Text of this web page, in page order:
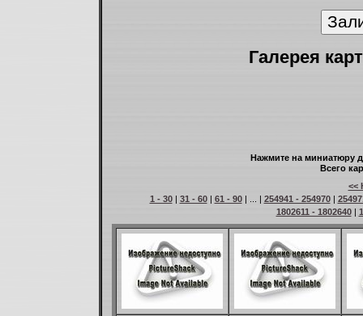
Галерея
Нажмите на миниатюру
Всего
<<
1 - 30| 31 - 60| 61 - 90| ... | 254941 - 254970|
1802611 - 1802640|